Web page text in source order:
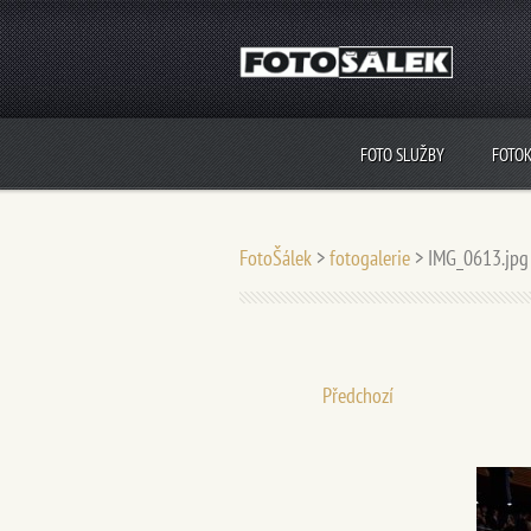
FOTO SLUŽBY
FotoŠálek >fotogalerie > IMG_0613.jpg
Předchozí